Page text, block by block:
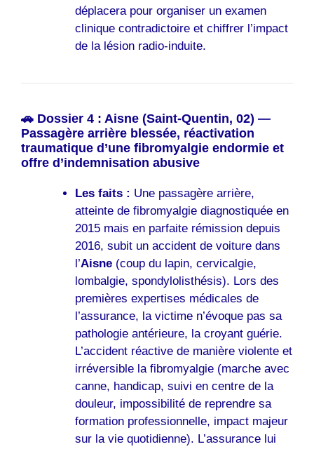
déplacera pour organiser un examen
clinique contradictoire et chiffrer l’impact
de la lésion radio-induite.
🚗 Dossier 4 : Aisne (Saint-Quentin, 02) —
Passagère arrière blessée, réactivation
traumatique d’une fibromyalgie endormie et
offre d’indemnisation abusive
Les faits : Une passagère arrière,
atteinte de fibromyalgie diagnostiquée en
2015 mais en parfaite rémission depuis
2016, subit un accident de voiture dans
l’Aisne(coup du lapin, cervicalgie,
lombalgie, spondylolisthésis). Lors des
premières expertises médicales de
l’assurance, la victime n’évoque pas sa
pathologie antérieure, la croyant guérie.
L’accident réactive de manière violente et
irréversible la fibromyalgie (marche avec
canne, handicap, suivi en centre de la
douleur, impossibilité de reprendre sa
formation professionnelle, impact majeur
sur la vie quotidienne). L’assurance lui